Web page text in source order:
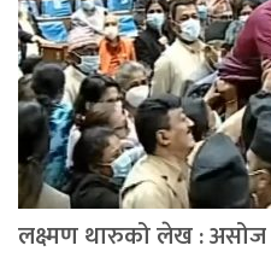
लक्ष्मण थारुको लेख : असोज